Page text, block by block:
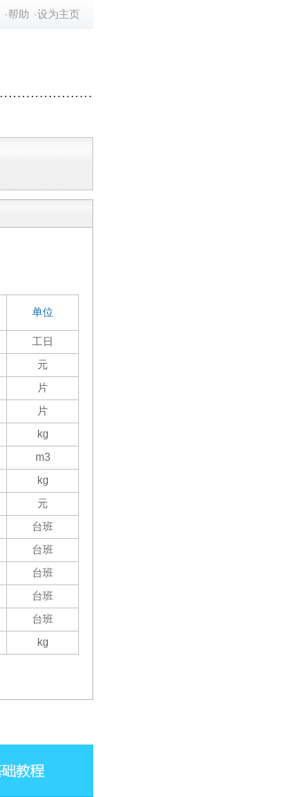
·帮助 ·设为主页
单位
工日
元
片
片
kg
m3
kg
元
台班
台班
台班
台班
台班
kg